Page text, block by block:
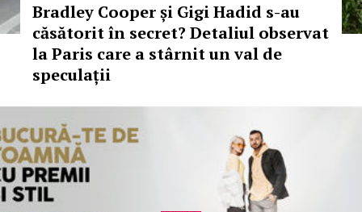
Bradley Cooper și Gigi Hadid s-au
căsătorit în secret? Detaliul observat
la Paris care a stârnit un val de
speculații